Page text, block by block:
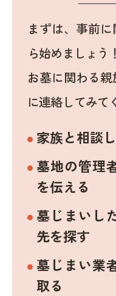
まずは、事前
ら始めましょう！
お墓に関わる
に連絡してみて
家族と相談
墓地の管理
を伝える
墓じまいし
先を探す
墓じまい業
取る